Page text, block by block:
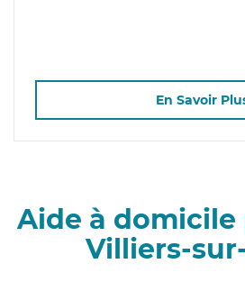
En Savoir
Aide à domicile
Villiers-